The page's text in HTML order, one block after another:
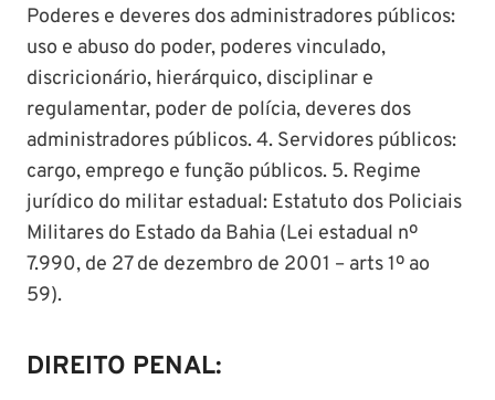
Poderes e deveres dos administradores públicos:
uso e abuso do poder, poderes vinculado,
discricionário, hierárquico, disciplinar e
regulamentar, poder de polícia, deveres dos
administradores públicos. 4. Servidores públicos:
cargo, emprego e função públicos. 5. Regime
jurídico do militar estadual: Estatuto dos Policiais
Militares do Estado da Bahia (Lei estadual nº
7.990, de 27 de dezembro de 2001 – arts 1º ao
59).
DIREITO PENAL: